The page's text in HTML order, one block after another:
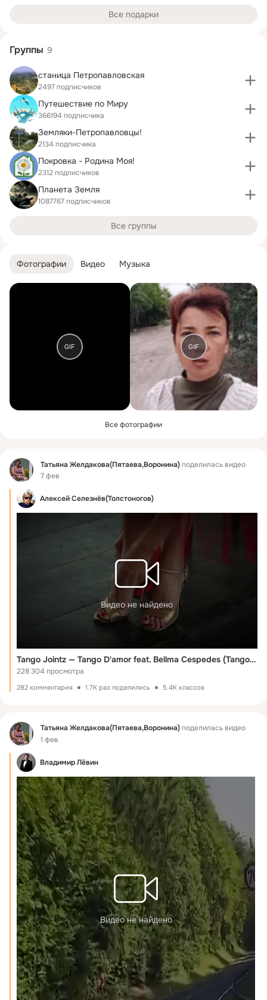
Фотографии Видео Музыка
GIF GIF
Все фотографии
Фид Татьяна Желдакова(Пятаева,Воронина)поделилась видео
7 фев
Алексей Селезнёв(Толстоногов)
Видео не найдено
Tango Jointz — Tango D'amor feat. Bellma Cespedes (Tango Furioso)
228 304 просмотра
282 комментария 1.7K раз поделились 5.4K классов
Фид Татьяна Желдакова(Пятаева,Воронина)поделилась видео
1 фев
Владимир Лёвин
Видео не найдено
Все подарки
Группы 9
станица Петропавловская
2497 подписчиков
Путешествие по Миру
366194 подписчика
Земляки-Петропавловцы!
2134 подписчика
Покровка - Родина Моя!
2312 подписчиков
Планета Земля
1087767 подписчиков
Все группы